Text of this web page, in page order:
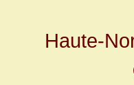
Haute-